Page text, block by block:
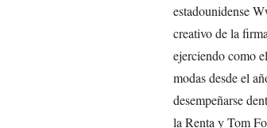
estadounidense
creativo de la
ejerciendo como
modas desde el
desempeñarse
la Renta y Tom